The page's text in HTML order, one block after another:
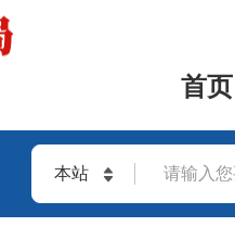
首页
本站